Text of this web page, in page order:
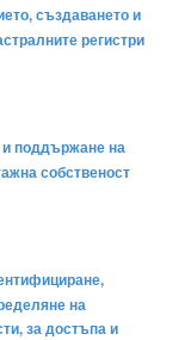
създаването и
регистри
и поддържане на
собственост
на
за достъпа и